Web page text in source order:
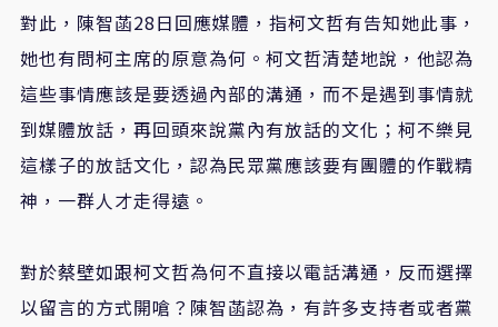
對此，陳智菡28日回應媒體，指柯文哲有告知她此事，
她也有問柯主席的原意為何。柯文哲清楚地說，他認為
這些事情應該是要透過內部的溝通，而不是遇到事情就
到媒體放話，再回頭來說黨內有放話的文化；柯不樂見
這樣子的放話文化，認為民眾黨應該要有團體的作戰精
神，一群人才走得遠。
對於蔡壁如跟柯文哲為何不直接以電話溝通，反而選擇
以留言的方式開嗆？陳智菡認為，有許多支持者或者黨